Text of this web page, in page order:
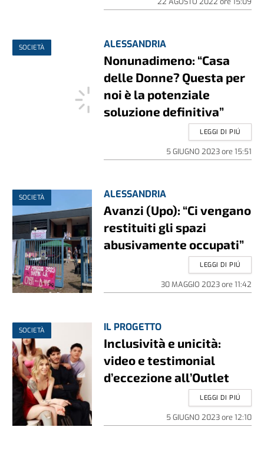
SOCIETÀ ALESSANDRIA
Nonunadimeno: “Casa
delle Donne? Questa per
noi è la potenziale
soluzione definitiva”
5 GIUGNO 2023ore 15:51
LEGGI DI PIÚ
SOCIETÀ ALESSANDRIA
Avanzi (Upo): “Ci vengano
restituiti gli spazi
abusivamente occupati”
30 MAGGIO 2023ore 11:42
LEGGI DI PIÚ
SOCIETÀ IL PROGETTO
Inclusività e unicità:
video e testimonial
d’eccezione all’Outlet
5 GIUGNO 2023ore 12:10
LEGGI DI PIÚ